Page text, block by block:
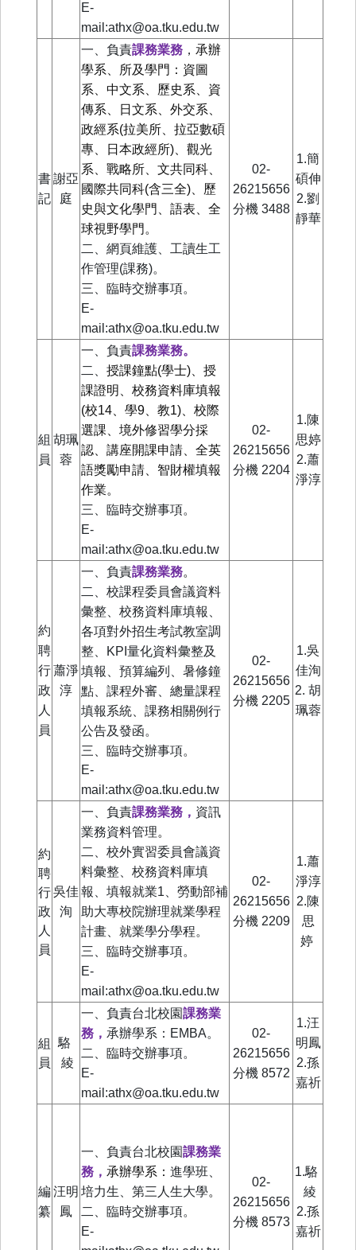
E-
mail:athx@oa.tku.edu.tw
書
記
謝亞
庭
一、負責課務業務 ， 承辦
學系、所及學門：資圖
系、中文系、歷史系、資
傳系、日文系、外交系、
政經系(拉美所、拉亞數碩
專、日本政經所)、觀光
系、戰略所、文共同科、
國際共同科(含三全)、歷
史與文化學門、語表、全
球視野學門。
二、網頁維護、工讀生工
作管理(課務)。
三、臨時交辦事項。
E-
mail:athx@oa.tku.edu.tw
02-
26215656
分機 3488
1.簡
碩伸
2.劉
靜華
組
員
胡珮
蓉
一、負責課務業務。
二、 授課鐘點(學士)、授
課證明、校務資料庫填報
(校14、學9、教1)、校際
選課、境外修習學分採
認、講座開課申請、全英
語獎勵申請、智財權填報
作業。
三、臨時交辦事項。
E-
mail:athx@oa.tku.edu.tw
02-
26215656
分機 2204
1.陳
思婷
2.蕭
淨淳
約
聘
行
政
人
員
蕭淨
淳
一、負責課務業務。
二、校課程委員會議資料
彙整、校務資料庫填報、
各項對外招生考試教室調
整、KPI量化資料彙整及
填報、預算編列、暑修鐘
點、課程外審、總量課程
填報系統、課務相關例行
公告及發函。
三、臨時交辦事項。
E-
mail:athx@oa.tku.edu.tw
02-
26215656
分機 2205
1.吳
佳洵
2. 胡
珮蓉
約
聘
行
政
人
員
吳佳
洵
一、負責課務業務， 資訊
業務資料管理。
二、校外實習委員會議資
料彙整、校務資料庫填
報、填報就業1、勞動部補
助大專校院辦理就業學程
計畫、就業學分學程。
三、臨時交辦事項。
E-
mail:athx@oa.tku.edu.tw
02-
26215656
分機 2209
1.蕭
淨淳
2.陳
思
婷
組
員
駱
綾
一、負責台北校園課務業
務， 承辦學系： EMBA。
二、臨時交辦事項。
E-
mail:athx@oa.tku.edu.tw
02-
26215656
分機 8572
1.汪
明鳳
2.孫
嘉祈
編
纂
汪明
鳳
一、負責台北校園課務業
務， 承辦學系： 進學班、
培力生、第三人生大學。
二、 臨時交辦事項。
E-
02-
26215656
分機 8573
1.駱
綾
2.孫
嘉祈